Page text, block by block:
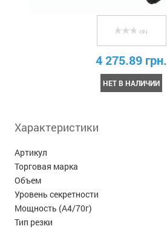
( 0 )
4 275.89 грн.
НЕТ В НАЛИЧИИ
Характеристики
Артикул
Торговая марка
Объем
Уровень секретности
Мощность (А4/70г)
Тип резки